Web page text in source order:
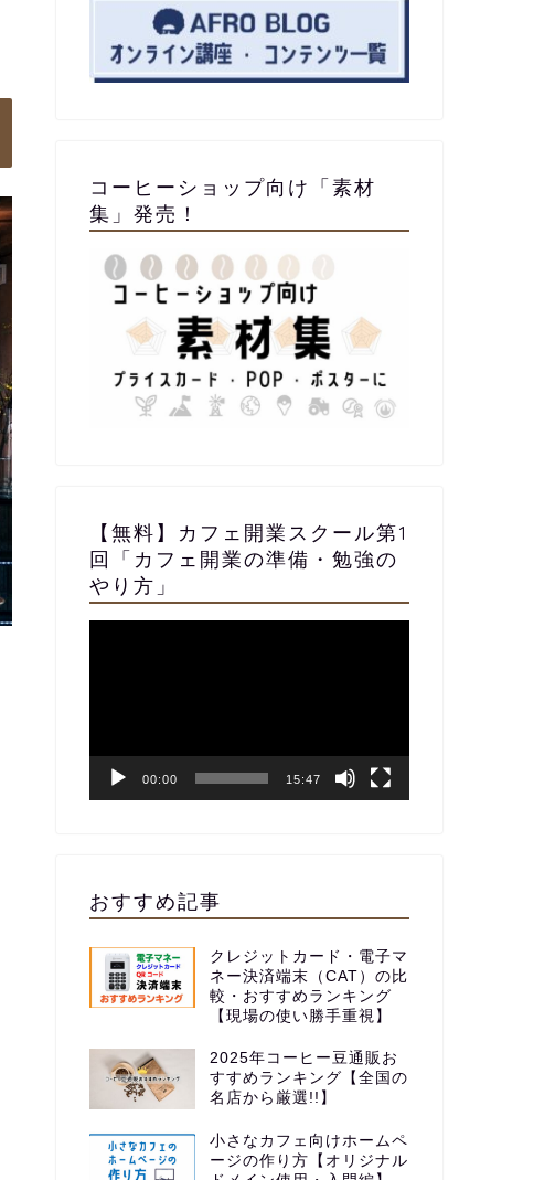
コーヒーショップ向け「素材
集」発売！
【無料】カフェ開業スクール第1
回「カフェ開業の準備・勉強の
やり方」
00:00 15:47
おすすめ記事
クレジットカード・電子マ
ネー決済端末（CAT）の比
較・おすすめランキング
【現場の使い勝手重視】
2025年コーヒー豆通販お
すすめランキング【全国の
名店から厳選!!】
小さなカフェ向けホームペ
ージの作り方【オリジナル